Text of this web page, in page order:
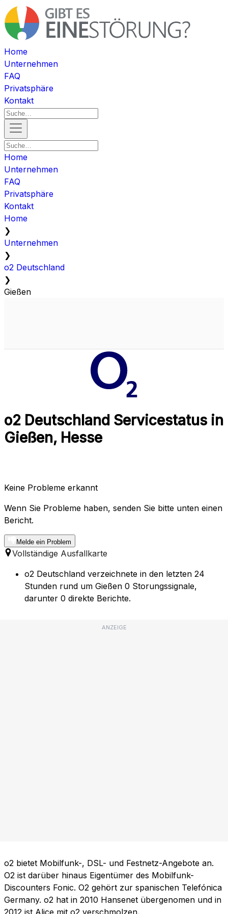
Home
Unternehmen
FAQ
Privatsphäre
Kontakt
Home
Unternehmen
FAQ
Privatsphäre
Kontakt
Home
❯
Unternehmen
❯
o2 Deutschland
❯
Gießen
o2 Deutschland Servicestatus in
Gießen, Hesse
Keine Probleme erkannt
Wenn Sie Probleme haben, senden Sie bitte unten einen
Bericht.
Melde ein Problem
Vollständige Ausfallkarte
o2 Deutschland verzeichnete in den letzten 24
Stunden rund um Gießen 0 Storungssignale,
darunter 0 direkte Berichte.
ANZEIGE
o2 bietet Mobilfunk-, DSL- und Festnetz-Angebote an.
O2 ist darüber hinaus Eigentümer des Mobilfunk-
Discounters Fonic. O2 gehört zur spanischen Telefónica
Germany. o2 hat in 2010 Hansenet übergenomen und in